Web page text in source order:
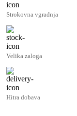
Strokovna vgradnja
Velika zaloga
Hitra dobava